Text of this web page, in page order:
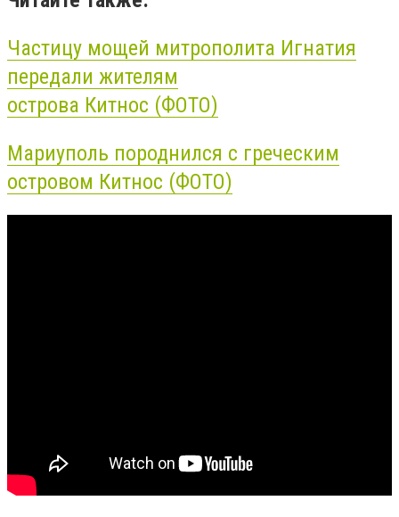
Частицу мощей митрополита Игнатия
передали жителям
острова Китнос (ФОТО)
Мариуполь породнился с греческим
островом Китнос (ФОТО)